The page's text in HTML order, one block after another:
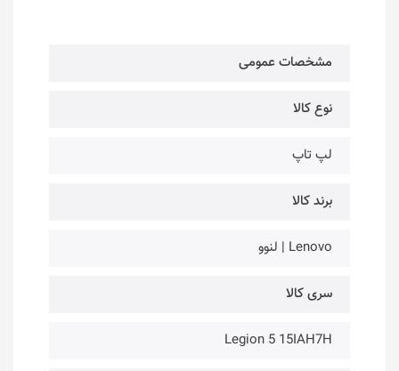
مشخصات عمومی
نوع کالا
لپ تاپ
برند کالا
Lenovo | لنوو
سری کالا
Legion 5 15IAH7H